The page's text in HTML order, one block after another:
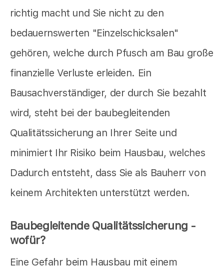
richtig macht und Sie nicht zu den
bedauernswerten "Einzelschicksalen"
gehören, welche durch Pfusch am Bau große
finanzielle Verluste erleiden. Ein
Bausachverständiger, der durch Sie bezahlt
wird, steht bei der baubegleitenden
Qualitätssicherung an Ihrer Seite und
minimiert Ihr Risiko beim Hausbau, welches
Dadurch entsteht, dass Sie als Bauherr von
keinem Architekten unterstützt werden.
Baubegleitende Qualitätssicherung -
wofür?
Eine Gefahr beim Hausbau mit einem